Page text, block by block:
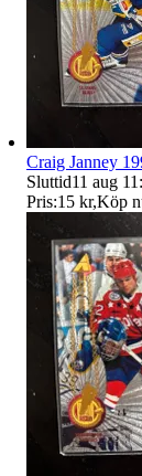
Craig Janney
Sluttid11 aug
Pris:15 kr,Köp